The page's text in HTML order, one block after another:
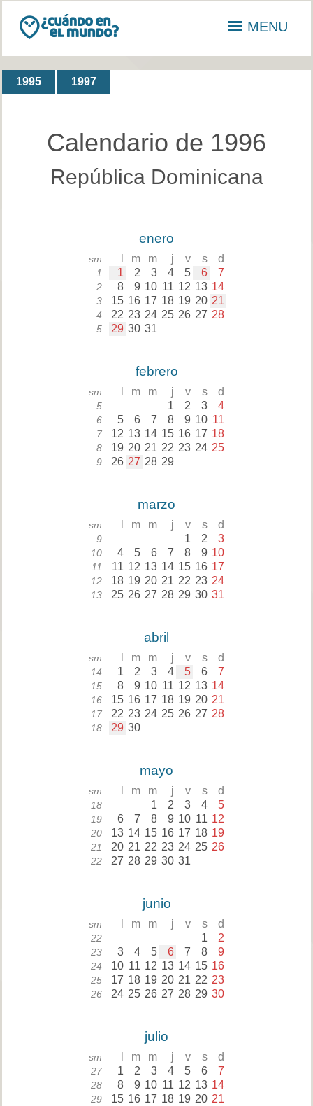
MENU
1995 1997
Calendario de 1996
República Dominicana
enero
sm m m j v s d
1 1 2 3 4 5 6 7
2 8 9 10 11 12 13 14
3 15 16 17 18 19 20 21
4 22 23 24 25 26 27 28
5 29 30 31
febrero
sm m m j v s d
5 1 2 3 4
6 5 6 7 8 9 10 11
7 12 13 14 15 16 17 18
8 19 20 21 22 23 24 25
9 26 27 28 29
marzo
sm m m j v s d
9 1 2 3
10 4 5 6 7 8 9 10
11 11 12 13 14 15 16 17
12 18 19 20 21 22 23 24
13 25 26 27 28 29 30 31
abril
sm m m j v s d
14 1 2 3 4 5 6 7
15 8 9 10 11 12 13 14
16 15 16 17 18 19 20 21
17 22 23 24 25 26 27 28
18 29 30
mayo
sm m m j v s d
18 1 2 3 4 5
19 6 7 8 9 10 11 12
20 13 14 15 16 17 18 19
21 20 21 22 23 24 25 26
22 27 28 29 30 31
junio
sm m m j v s d
22 1 2
23 3 4 5 6 7 8 9
24 10 11 12 13 14 15 16
25 17 18 19 20 21 22 23
26 24 25 26 27 28 29 30
julio
sm m m j v s d
27 1 2 3 4 5 6 7
28 8 9 10 11 12 13 14
29 15 16 17 18 19 20 21